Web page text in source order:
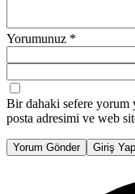
Yorumunuz *
Bir dahaki sefere yorum
posta adresimi ve web
Yorum Gönder Giriş Yap